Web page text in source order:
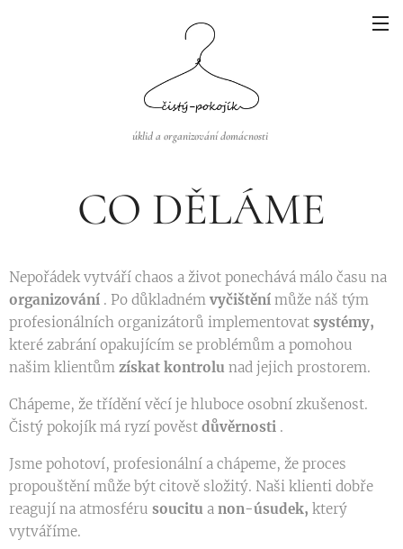
úklid a organizování domácnosti
CO DĚLÁME
Nepořádek vytváří chaos a život ponechává málo času na
organizování . Po důkladném vyčištění může náš tým
profesionálních organizátorů implementovat systémy,
které zabrání opakujícím se problémům a pomohou
našim klientům získat kontrolu nad jejich prostorem.
Chápeme, že třídění věcí je hluboce osobní zkušenost.
Čistý pokojík má ryzí pověst důvěrnosti .
Jsme pohotoví, profesionální a chápeme, že proces
propouštění může být citově složitý. Naši klienti dobře
reagují na atmosféru soucitu a non-úsudek, který
vytváříme.